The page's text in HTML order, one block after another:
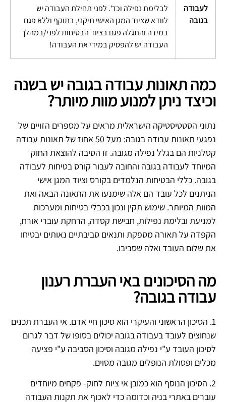
לעבודה
בגובה
לבלימת נפילה וכד'. לפני תחילת העבודה יש
לוודא שציוד המגן האישי תיקני, בתוקף וללא פגם
במידה והתגלה פגם בציוד הבטיחות לפני/במהלך
העבודה יש להפסיק במידי את העבודה!
כמה תאונות עבודה בגובה יש בשנה
וכיצד ניתן למנוע מוות מיותר?
נתוני הסטטיסטיקה הישראלית מראים על מספרים הזויים של
נפגעי תאונות עבודה בגובה: מעל 50 אחוז של תאונות עבודה
קטלניות הם בגלל נפילה מגובה. זו הסיבה להוצאת החוק
המיוחד לעבודה בגובה והחובה לעבור קורס בטיחות לעבודה
בגובה. כללי הבטיחות הנלמדים בקורס וציוד המגן אישי
הניתנים לכל עובד הם אלה שימנעו את התאונה הבאה ואת
המוות המיותר. שימוש תקין ונכון בכבלי בטיחות ומערכות
למניעת ובלימת נפילות, חבישת קסדה, הרחקת עוברי אורח,
הקפדה על תאורה מספקת ותנאים סביבתיים נאותים יבטיחו
את שלום העובד ואלה שסביבו.
מה הסיכונים באי העברת רענון
עבודה בגובה?
1. הסיכון הראשוני והעיקרי הוא סיכון חיי אדם. אי העברת תכנים
שנחוצים לעובד בעבודה בגובה יכולים בסופו של דבר לגרום
לסיכון העובד ע"י נפילה מגובה וסיכון הסביבה ע"י פציעה
מכלים ופסולת הנופלים מגובה מסוים.
2. הסיכון הנוסף הוא כמובן אי ציות לחוק- פקחים מיוחדים
עוברים באתרי בניה וכדומה כדי לאכוף את תקנות העבודה